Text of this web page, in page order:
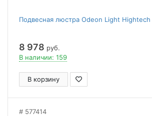
Подвесная люстра Odeon Light Hightech
8 978 руб.
В наличии: 159
В корзину
577414